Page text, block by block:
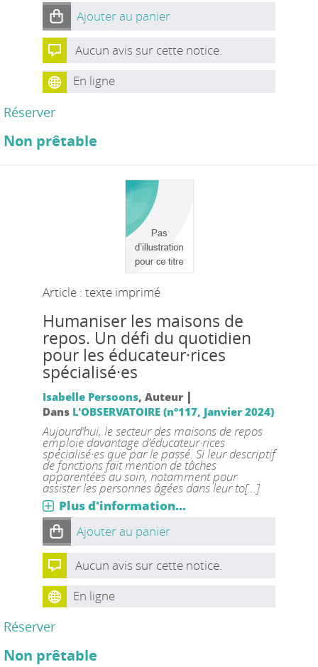
Ajouter au panier
Aucun avis sur cette notice.
En ligne
Réserver
Non prêtable
Article : texte imprimé
Humaniser les maisons de
repos. Un défi du quotidien
pour les éducateur·rices
spécialisé·es
Isabelle Persoons, Auteur |
Dans L'OBSERVATOIRE (n°117, Janvier 2024)
Aujourd’hui, le secteur des maisons de repos
emploie davantage d’éducateur·rices
spécialisé·es que par le passé. Si leur descriptif
de fonctions fait mention de tâches
apparentées au soin, notamment pour
assister les personnes âgées dans leur to[...]
Plus d'information...
Ajouter au panier
Aucun avis sur cette notice.
En ligne
Réserver
Non prêtable